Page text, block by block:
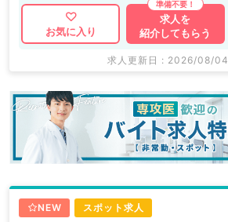
お気に入り
求人を
紹介してもらう
求人更新日 : 2026/08/04
NEW スポット求人